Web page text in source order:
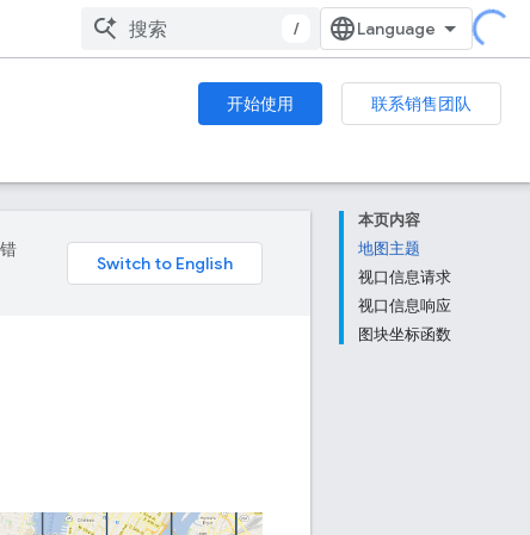
/
开始使用
联系销售团队
本页内容
地图主题
视口信息请求
视口信息响应
图块坐标函数